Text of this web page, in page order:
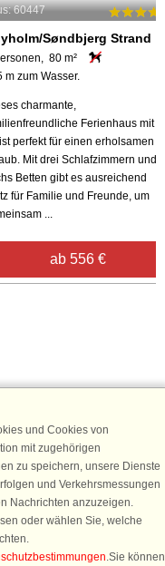
60447
Søndbjerg Strand
80 m²
m zum Wasser.
charmante,
Ferienhaus mit
perfekt für einen erholsamen
Mit drei Schlafzimmern und
Betten gibt es ausreichend
für Familie und Freunde, um
...
ab 556 €
an
25 € für Ihren nächsten
den DanCenter Newsletter
Gewinnspiele und
und Cookies von
mit zugehörigen
zu speichern, unsere Dienste
und Verkehrsmessungen
Nachrichten anzuzeigen.
oder wählen Sie, welche
.Sie können